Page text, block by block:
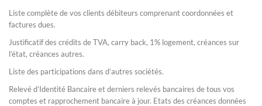
Liste complète de vos clients débiteurs comprenant coordonnées et
factures dues.
Justificatif des crédits de TVA, carry back, 1% logement, créances sur
l’état, créances autres.
Liste des participations dans d’autres sociétés.
Relevé d’Identité Bancaire et derniers relevés bancaires de tous vos
comptes et rapprochement bancaire à jour. Etats des créances données